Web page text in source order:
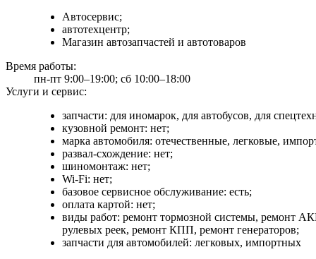
Автосервис;
автотехцентр;
Магазин автозапчастей и автотоваров
Время работы:
пн-пт 9:00–19:00; сб 10:00–18:00
Услуги и сервис:
запчасти: для иномарок, для автобусов, для
кузовной ремонт: нет;
марка автомобиля: отечественные, легковые,
развал-схождение: нет;
шиномонтаж: нет;
Wi-Fi: нет;
базовое сервисное обслуживание: есть;
оплата картой: нет;
виды работ: ремонт тормозной системы, ремонт
рулевых реек, ремонт КПП, ремонт генераторов;
запчасти для автомобилей: легковых, импортных